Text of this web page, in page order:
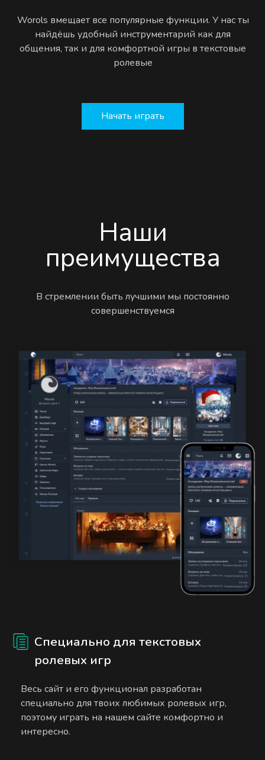
Worols вмещает все популярные функции. У нас ты
найдёшь удобный инструментарий как для
общения, так и для комфортной игры в текстовые
ролевые
Начать играть
Наши
преимущества
В стремлении быть лучшими мы постоянно
совершенствуемся
Специально для текстовых
ролевых игр
Весь сайт и его функционал разработан
специально для твоих любимых ролевых игр,
поэтому играть на нашем сайте комфортно и
интересно.